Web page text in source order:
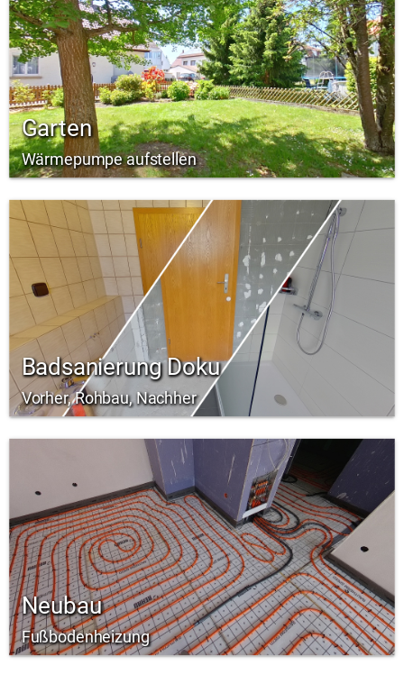
Garten
Wärmepumpe aufstellen
Badsanierung Doku
Vorher, Rohbau, Nachher
Neubau
Fußbodenheizung